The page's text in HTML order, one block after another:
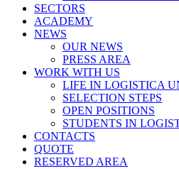
SECTORS
ACADEMY
NEWS
OUR NEWS
PRESS AREA
WORK WITH US
LIFE IN LOGISTICA
SELECTION STEPS
OPEN POSITIONS
STUDENTS IN
CONTACTS
QUOTE
RESERVED AREA